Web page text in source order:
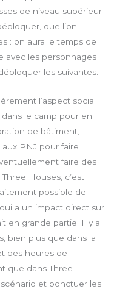
c
de niveau supérieur
que l’on
: on aura le temps de
avec les personnages
les suivantes.
l’aspect social
le camp pour en
de bâtiment,
PNJ pour faire
faire des
Houses, c’est
possible de
a un impact direct sur
en grande partie. Il y a
bien plus que dans la
des heures de
que dans Three
et ponctuer les